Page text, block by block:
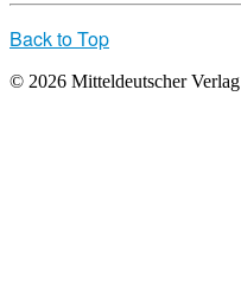
Back to Top
© 2026 Mitteldeutscher Verlag